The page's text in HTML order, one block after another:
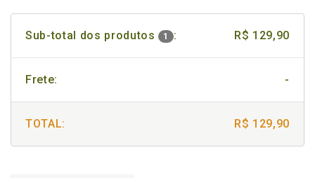
Sub-total dos produtos 1 : R$ 129,90
Frete: -
TOTAL: R$ 129,90